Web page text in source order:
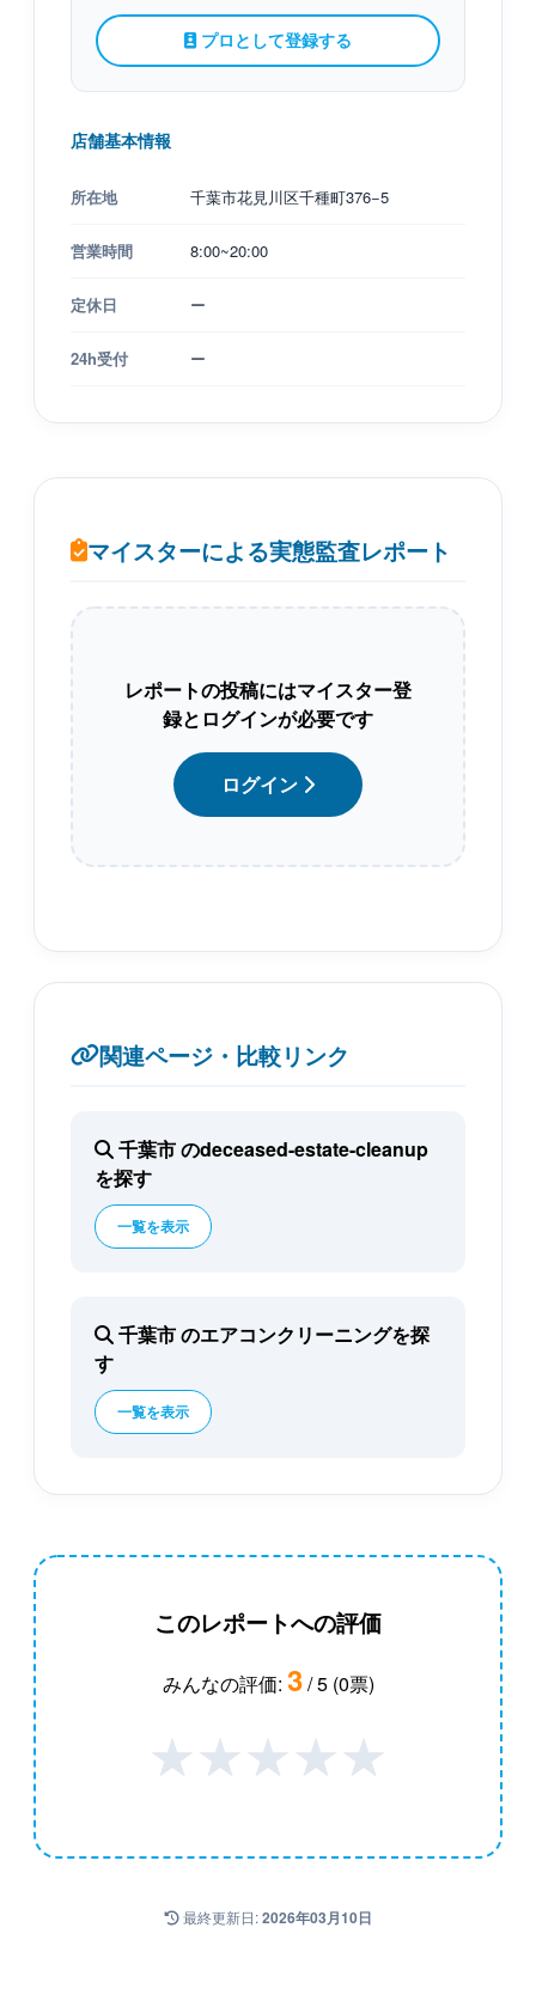
プロとして登録する
店舗基本情報
所在地 千葉市花見川区千種町376−5
営業時間 8:00~20:00
定休日 ー
24h受付 ー
マイスターによる実態監査レポート
レポートの投稿にはマイスター登
録とログインが必要です
ログイン
関連ページ・比較リンク
千葉市 のdeceased-estate-cleanup
を探す
一覧を表示
千葉市 のエアコンクリーニングを探
す
一覧を表示
このレポートへの評価
みんなの評価: 3/ 5 (0票)
★★★★★
最終更新日:2026年03月10日